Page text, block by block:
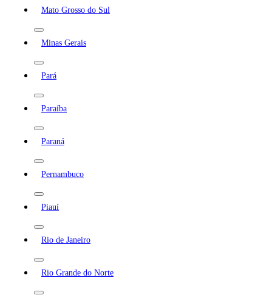
Mato Grosso do Sul
Minas Gerais
Pará
Paraíba
Paraná
Pernambuco
Piauí
Rio de Janeiro
Rio Grande do Norte